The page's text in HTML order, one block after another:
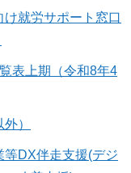
け就労サポート窓口
表上期（令和8年4
）
等DX伴走支援(デジ